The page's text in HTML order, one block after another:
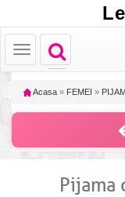
Toggle
navigation
Toggle
navigation
Acasa » FEMEI »
Pijama